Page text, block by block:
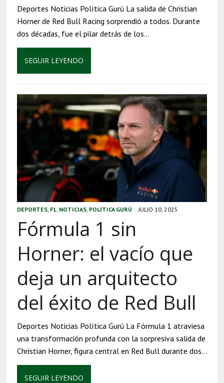
Deportes Noticias Política Gurú La salida de Christian
Horner de Red Bull Racing sorprendió a todos. Durante
dos décadas, fue el pilar detrás de los…
SEGUIR LEYENDO
DEPORTES, F1 NOTICIAS, POLÍTICA GURÚ JULIO 10, 2025
Fórmula 1 sin
Horner: el vacío que
deja un arquitecto
del éxito de Red Bull
Deportes Noticias Política Gurú La Fórmula 1 atraviesa
una transformación profunda con la sorpresiva salida de
Christian Horner, figura central en Red Bull durante dos…
SEGUIR LEYENDO